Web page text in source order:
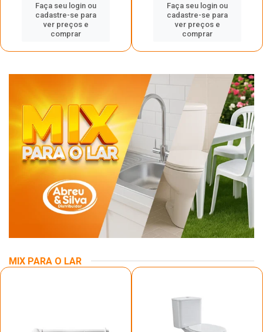
Faça seu login ou
cadastre-se para
ver preços e
comprar
Faça seu login ou
cadastre-se para
ver preços e
comprar
MIX PARA O LAR